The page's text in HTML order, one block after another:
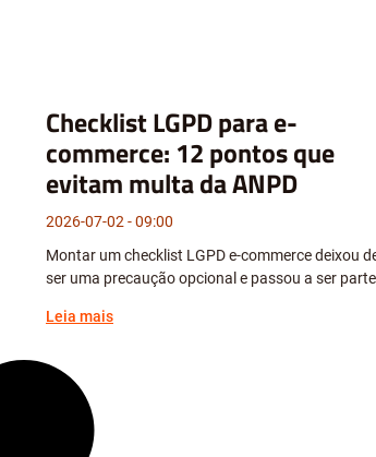
Checklist LGPD para e-
commerce: 12 pontos que
evitam multa da ANPD
2026-07-02
09:00
Montar um checklist LGPD e-commerce deixou
ser uma precaução opcional e passou a ser parte
Leia mais